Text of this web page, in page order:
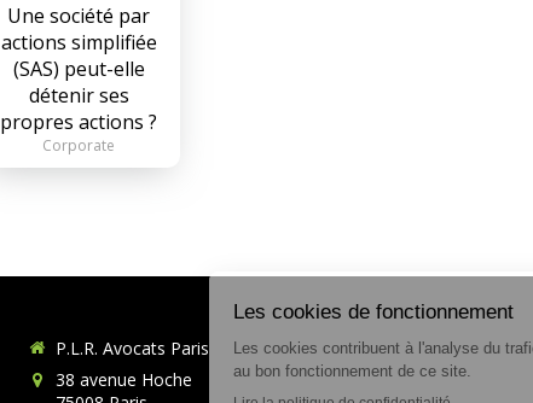
Une société par
actions simplifiée
(SAS) peut-elle
détenir ses
propres actions ?
Corporate
P.L.R. Avocats Paris
38 avenue Hoche